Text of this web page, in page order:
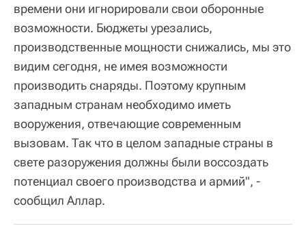
времени они игнорировали свои оборонные
возможности. Бюджеты урезались,
производственные мощности снижались, мы это
видим сегодня, не имея возможности
производить снаряды. Поэтому крупным
западным странам необходимо иметь
вооружения, отвечающие современным
вызовам. Так что в целом западные страны в
свете разоружения должны были воссоздать
потенциал своего производства и армий", -
сообщил Аллар.